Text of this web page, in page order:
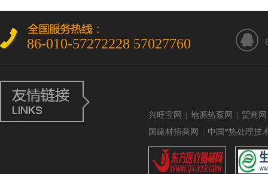
86-010-57272228 57027760
兴旺宝网 | 地源热泵网 | 贸商网
国建材招商网
| 中国*热处理技